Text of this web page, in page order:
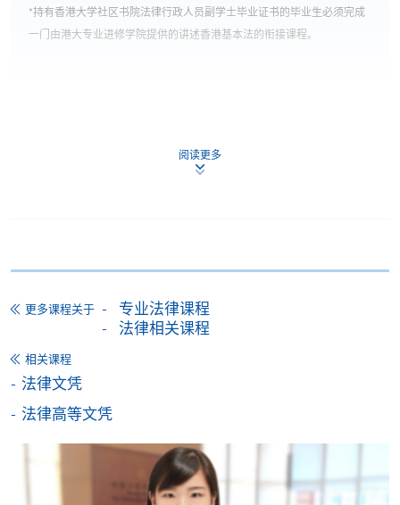
*持有香港大学社区书院法律行政人员副学士毕业证书的毕业生必须完成
一门由港大专业进修学院提供的讲述香港基本法的衔接课程。
法律行政人员高等文凭（本科程度）现已接受申请。
申请的方式
打印并填写申请表格，扫描或拍照
florence.fong@hkuspace.hku.hk
所有的照片和扫描件必须清晰易读
阅读更多
更多课程关于
专业法律课程
法律相关课程
相关课程
法律文凭
法律高等文凭